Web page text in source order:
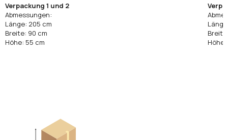
Verpackung 1 und 2
Abmessungen:
Länge: 205 cm
Breite: 90 cm
Höhe: 55 cm
Höhe: